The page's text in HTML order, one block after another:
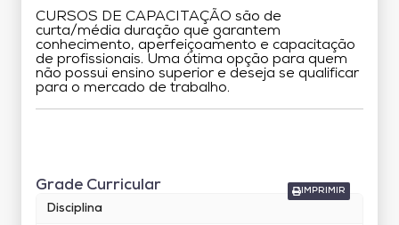
CURSOS DE CAPACITAÇÃO são de
curta/média duração que garantem
conhecimento, aperfeiçoamento e capacitação
de profissionais. Uma ótima opção para quem
não possui ensino superior e deseja se qualificar
para o mercado de trabalho.
IMPRIMIR
Grade Curricular
Disciplina